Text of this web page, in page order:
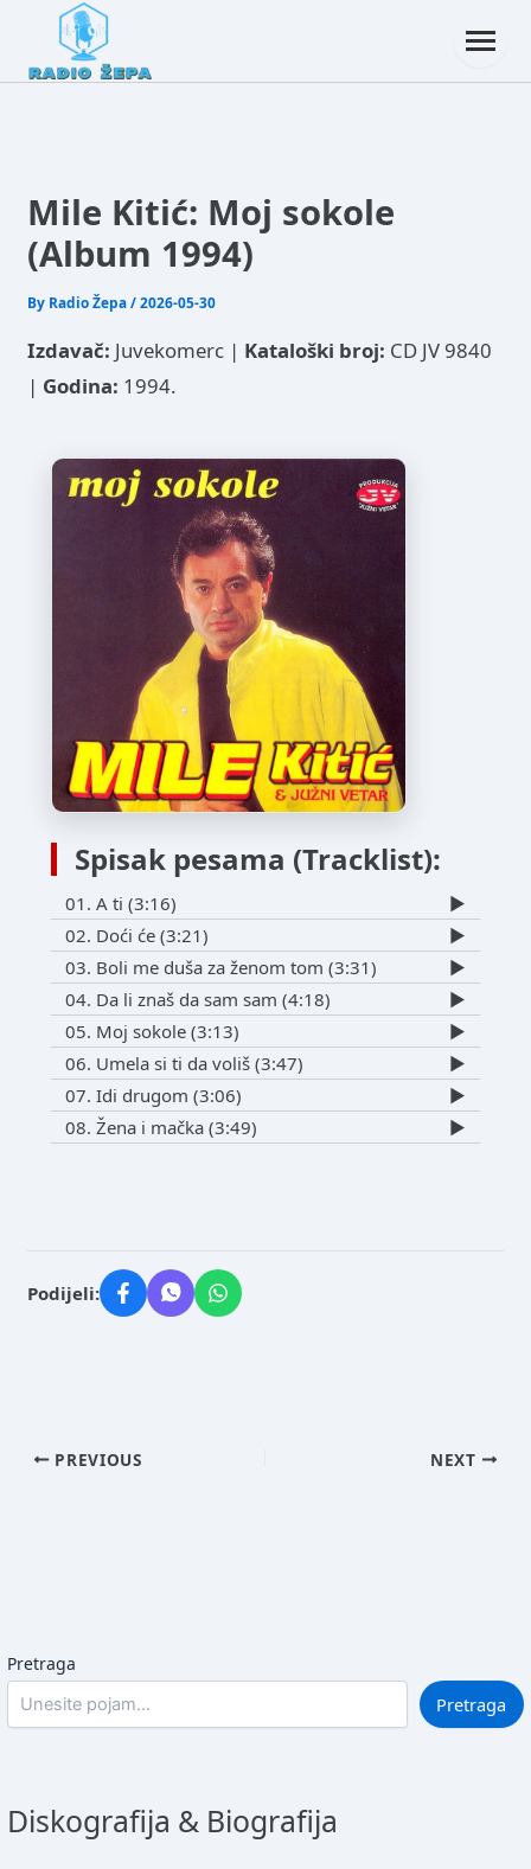
Mile Kitić: Moj sokole
(Album 1994)
By Radio Žepa/2026-05-30
Izdavač: Juvekomerc | Kataloški broj: CD JV 9840
| Godina: 1994.
Spisak pesama (Tracklist):
01. A ti (3:16)
▶️
02. Doći će (3:21)
▶️
03. Boli me duša za ženom tom (3:31)
▶️
04. Da li znaš da sam sam (4:18)
▶️
05. Moj sokole (3:13)
▶️
06. Umela si ti da voliš (3:47)
▶️
07. Idi drugom (3:06)
▶️
08. Žena i mačka (3:49)
▶️
Podijeli:
PREVIOUS NEXT
Pretraga
Pretraga
Diskografija & Biografija